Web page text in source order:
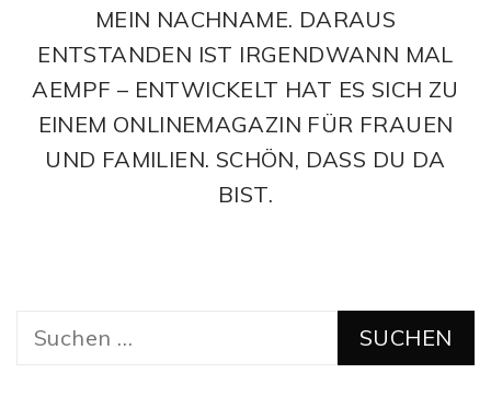
MEIN NACHNAME. DARAUS
ENTSTANDEN IST IRGENDWANN MAL
AEMPF – ENTWICKELT HAT ES SICH ZU
EINEM ONLINEMAGAZIN FÜR FRAUEN
UND FAMILIEN. SCHÖN, DASS DU DA
BIST.
Suchen